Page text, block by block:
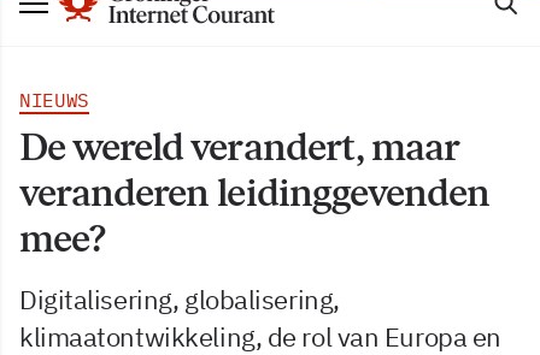
NIEUWS
De wereld verandert, maar
veranderen leidinggevenden
mee?
Digitalisering, globalisering,
klimaatontwikkeling, de rol van Europa en